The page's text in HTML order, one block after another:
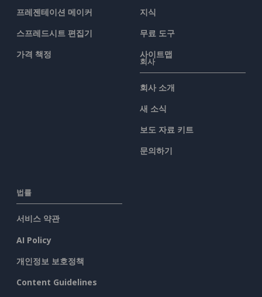
프레젠테이션 메이커
스프레드시트 편집기
가격 책정
지식
무료 도구
사이트맵
회사
회사 소개
새 소식
보도 자료 키트
문의하기
법률
서비스 약관
AI Policy
개인정보 보호정책
Content Guidelines